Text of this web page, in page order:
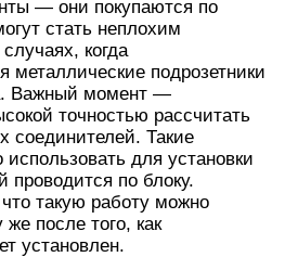
— они покупаются по
стать неплохим
когда
металлические подрозетники
Важный момент —
точностью рассчитать
соединителей. Такие
для установки
проводится по блоку.
такую работу можно
после того, как
установлен.